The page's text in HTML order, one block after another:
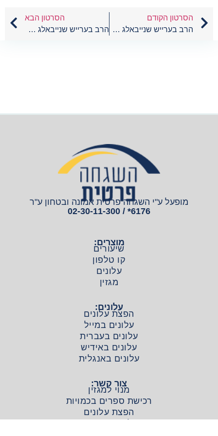
הסרטון הקודם
הרב בערייש שנייבאלג – עברית – 23
הסרטון הבא
הרב בערייש שנייבאלג – עברית – 21
מופעל ע"י השגחה פרטית אמונה ובטחון ע"ר
6176* / 02-30-11-300
מוצרים:
שיעורים
קו טלפון
עלונים
מגזין
עלונים:
הפצת עלונים
עלונים במייל
עלונים בעברית
עלונים באידיש
עלונים באנגלית
צור קשר:
מנוי למגזין
רכישת ספרים בכמויות
הפצת עלונים